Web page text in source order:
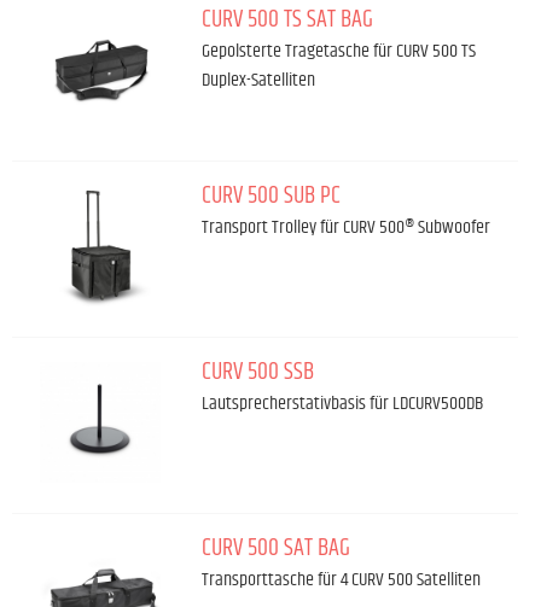
CURV 500 TS SAT BAG
Gepolsterte Tragetasche für CURV 500 TS
Duplex-Satelliten
CURV 500 SUB PC
Transport Trolley für CURV 500® Subwoofer
CURV 500 SSB
Lautsprecherstativbasis für LDCURV500DB
CURV 500 SAT BAG
Transporttasche für 4 CURV 500 Satelliten